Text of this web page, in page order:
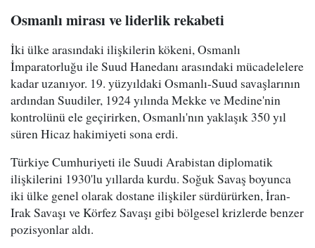
Osmanlı mirası ve liderlik rekabeti
İki ülke arasındaki ilişkilerin kökeni, Osmanlı
İmparatorluğu ile Suud Hanedanı arasındaki mücadelelere
kadar uzanıyor. 19. yüzyıldaki Osmanlı-Suud savaşlarının
ardından Suudiler, 1924 yılında Mekke ve Medine'nin
kontrolünü ele geçirirken, Osmanlı'nın yaklaşık 350 yıl
süren Hicaz hakimiyeti sona erdi.
Türkiye Cumhuriyeti ile Suudi Arabistan diplomatik
ilişkilerini 1930'lu yıllarda kurdu. Soğuk Savaş boyunca
iki ülke genel olarak dostane ilişkiler sürdürürken, İran-
Irak Savaşı ve Körfez Savaşı gibi bölgesel krizlerde benzer
pozisyonlar aldı.